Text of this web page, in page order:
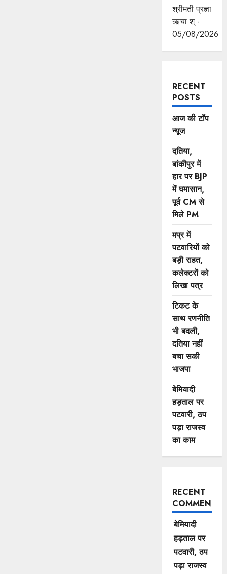
श्रीमती प्रज्ञा
ऋचा श् -
05/08/2026
RECENT
POSTS
आज की टॉप
न्यूज
दतिया,
बांकीपुर में
हार पर BJP
में घमासान,
पूर्व CM से
मिले PM
मप्र में
पटवारियों को
बड़ी राहत,
कलेक्टरों को
लिखा पत्र
टिकट के
साथ रणनीति
भी बदली,
दतिया नहीं
बचा सकी
भाजपा
बेमियादी
हड़ताल पर
पटवारी, ठप
पड़ा राजस्व
का काम
RECENT
COMMENTS
बेमियादी
हड़ताल पर
पटवारी, ठप
पड़ा राजस्व